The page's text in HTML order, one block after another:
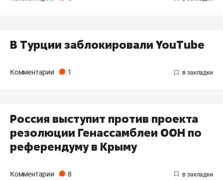
В Турции заблокировали YouTube
Комментарии 1
Россия выступит против проекта
резолюции Генассамблеи ООН по
референдуму в Крыму
Комментарии 8